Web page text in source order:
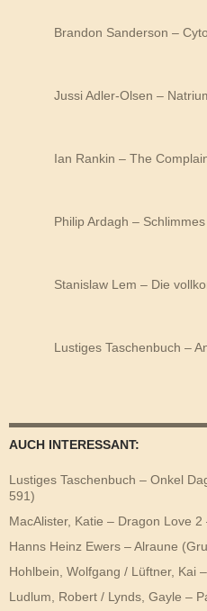
Brandon Sanderson –
Jussi Adler-Olsen –
Ian Rankin – The
Philip Ardagh –
Stanislaw Lem – Die
Lustiges Taschenbuch –
AUCH INTERESSANT:
Lustiges Taschenbuch – Onkel
591)
MacAlister, Katie – Dragon Love 2
Hanns Heinz Ewers – Alraune
Hohlbein, Wolfgang / Lüftner, Kai
Ludlum, Robert / Lynds, Gayle –